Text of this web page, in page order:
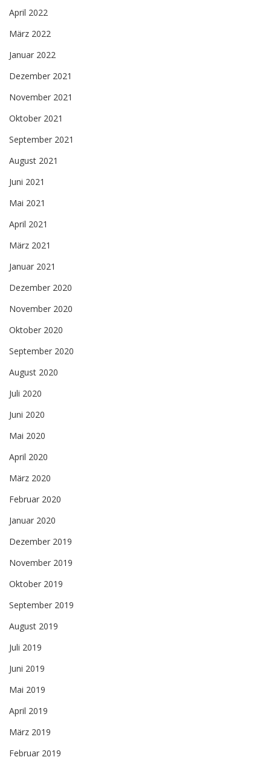
April 2022
März 2022
Januar 2022
Dezember 2021
November 2021
Oktober 2021
September 2021
August 2021
Juni 2021
Mai 2021
April 2021
März 2021
Januar 2021
Dezember 2020
November 2020
Oktober 2020
September 2020
August 2020
Juli 2020
Juni 2020
Mai 2020
April 2020
März 2020
Februar 2020
Januar 2020
Dezember 2019
November 2019
Oktober 2019
September 2019
August 2019
Juli 2019
Juni 2019
Mai 2019
April 2019
März 2019
Februar 2019